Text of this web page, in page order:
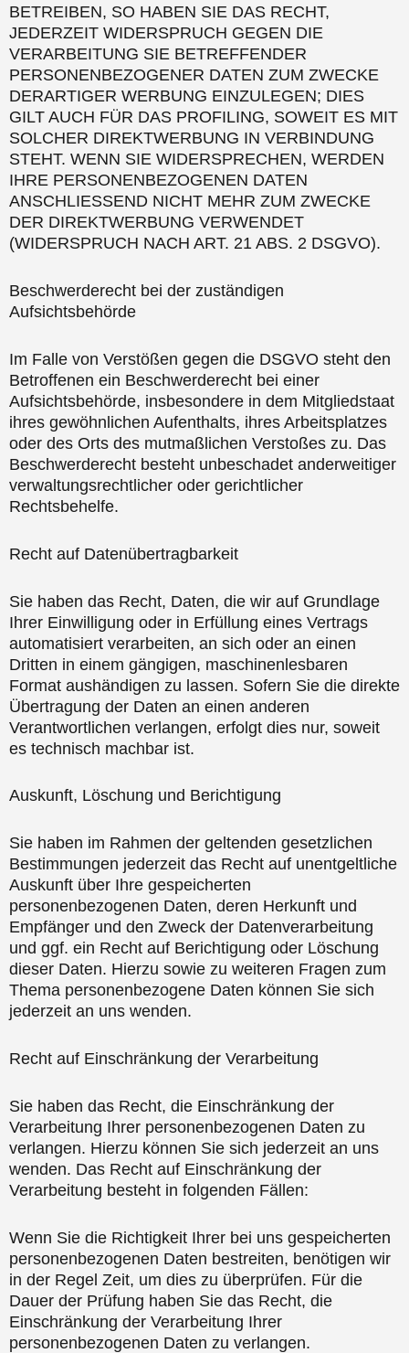
BETREIBEN, SO HABEN SIE DAS RECHT,
JEDERZEIT WIDERSPRUCH GEGEN DIE
VERARBEITUNG SIE BETREFFENDER
PERSONENBEZOGENER DATEN ZUM ZWECKE
DERARTIGER WERBUNG EINZULEGEN; DIES
GILT AUCH FÜR DAS PROFILING, SOWEIT ES MIT
SOLCHER DIREKTWERBUNG IN VERBINDUNG
STEHT. WENN SIE WIDERSPRECHEN, WERDEN
IHRE PERSONENBEZOGENEN DATEN
ANSCHLIESSEND NICHT MEHR ZUM ZWECKE
DER DIREKTWERBUNG VERWENDET
(WIDERSPRUCH NACH ART. 21 ABS. 2 DSGVO).
Beschwerderecht bei der zuständigen
Aufsichtsbehörde
Im Falle von Verstößen gegen die DSGVO steht den
Betroffenen ein Beschwerderecht bei einer
Aufsichtsbehörde, insbesondere in dem Mitgliedstaat
ihres gewöhnlichen Aufenthalts, ihres Arbeitsplatzes
oder des Orts des mutmaßlichen Verstoßes zu. Das
Beschwerderecht besteht unbeschadet anderweitiger
verwaltungsrechtlicher oder gerichtlicher
Rechtsbehelfe.
Recht auf Datenübertragbarkeit
Sie haben das Recht, Daten, die wir auf Grundlage
Ihrer Einwilligung oder in Erfüllung eines Vertrags
automatisiert verarbeiten, an sich oder an einen
Dritten in einem gängigen, maschinenlesbaren
Format aushändigen zu lassen. Sofern Sie die direkte
Übertragung der Daten an einen anderen
Verantwortlichen verlangen, erfolgt dies nur, soweit
es technisch machbar ist.
Auskunft, Löschung und Berichtigung
Sie haben im Rahmen der geltenden gesetzlichen
Bestimmungen jederzeit das Recht auf unentgeltliche
Auskunft über Ihre gespeicherten
personenbezogenen Daten, deren Herkunft und
Empfänger und den Zweck der Datenverarbeitung
und ggf. ein Recht auf Berichtigung oder Löschung
dieser Daten. Hierzu sowie zu weiteren Fragen zum
Thema personenbezogene Daten können Sie sich
jederzeit an uns wenden.
Recht auf Einschränkung der Verarbeitung
Sie haben das Recht, die Einschränkung der
Verarbeitung Ihrer personenbezogenen Daten zu
verlangen. Hierzu können Sie sich jederzeit an uns
wenden. Das Recht auf Einschränkung der
Verarbeitung besteht in folgenden Fällen:
Wenn Sie die Richtigkeit Ihrer bei uns gespeicherten
personenbezogenen Daten bestreiten, benötigen wir
in der Regel Zeit, um dies zu überprüfen. Für die
Dauer der Prüfung haben Sie das Recht, die
Einschränkung der Verarbeitung Ihrer
personenbezogenen Daten zu verlangen.